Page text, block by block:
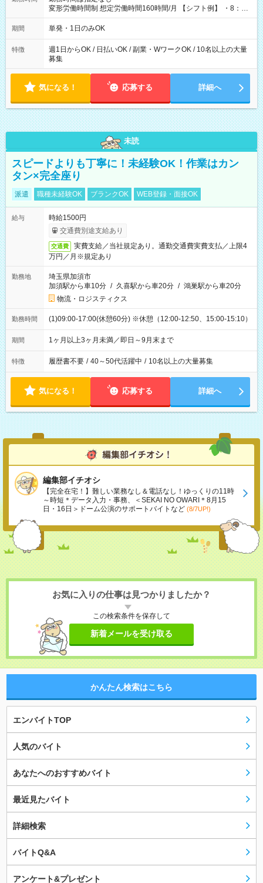
変形労働時間制 想定労働時間160時間/月 【シフト例】 ・8：00
～21：00
期間 単発・1日のみOK
特徴
週1日からOK / 日払いOK / 副業・WワークOK / 10名以上の大量
募集
気になる！ 応募する 詳細へ
未読
スピードよりも丁寧に！未経験OK！作業はカン
タン×完全座り
派遣 職種未経験OK ブランクOK WEB登録・面接OK
給与
時給1500円
交通費別途支給あり
交通費
実費支給／当社規定あり。通勤交通費実費支払／上限4
万円／月※規定あり
勤務地
埼玉県加須市
加須駅から車10分 / 久喜駅から車20分 / 鴻巣駅から車20分
物流・ロジスティクス
勤務時間 (1)09:00-17:00(休憩60分) ※休憩（12:00-12:50、15:00-15:10）
期間 1ヶ月以上3ヶ月未満／即日～9月末まで
特徴 履歴書不要 / 40～50代活躍中 / 10名以上の大量募集
気になる！ 応募する 詳細へ
編集部イチオシ
【完全在宅！】難しい業務なし＆電話なし！ゆっくりの11時
～時短＊データ入力・事務、＜SEKAI NO OWARI＊8月15
日・16日＞ドーム公演のサポートバイトなど (8/7UP!)
お気に入りの仕事は見つかりましたか？
この検索条件を保存して
新着メールを受け取る
かんたん検索はこちら
エンバイトTOP
人気のバイト
あなたへのおすすめバイト
最近見たバイト
詳細検索
バイトQ&A
アンケート&プレゼント